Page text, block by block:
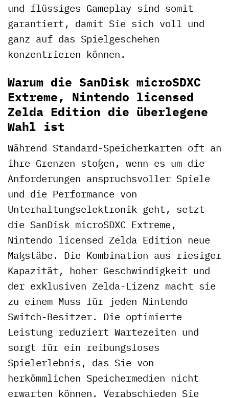
und flüssiges Gameplay sind somit
garantiert, damit Sie sich voll und
ganz auf das Spielgeschehen
konzentrieren können.
Warum die SanDisk microSDXC
Extreme, Nintendo licensed
Zelda Edition die überlegene
Wahl ist
Während Standard-Speicherkarten oft an
ihre Grenzen stoßen, wenn es um die
Anforderungen anspruchsvoller Spiele
und die Performance von
Unterhaltungselektronik geht, setzt
die SanDisk microSDXC Extreme,
Nintendo licensed Zelda Edition neue
Maßstäbe. Die Kombination aus riesiger
Kapazität, hoher Geschwindigkeit und
der exklusiven Zelda-Lizenz macht sie
zu einem Muss für jeden Nintendo
Switch-Besitzer. Die optimierte
Leistung reduziert Wartezeiten und
sorgt für ein reibungsloses
Spielerlebnis, das Sie von
herkömmlichen Speichermedien nicht
erwarten können. Verabschieden Sie